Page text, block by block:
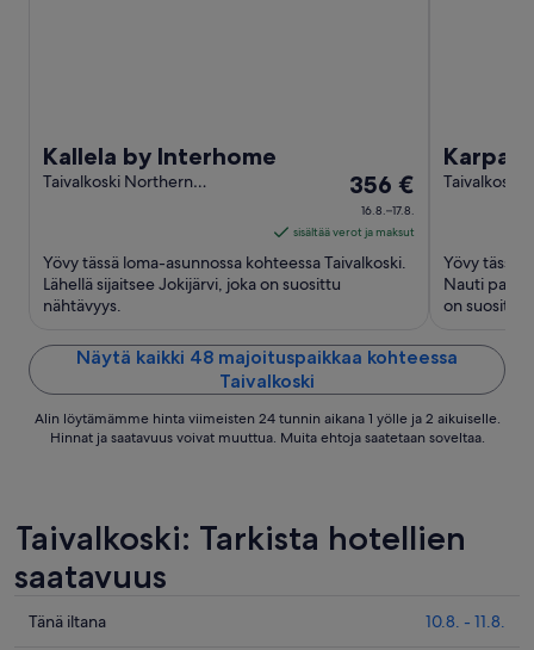
Kallela by Interhome
Taivalkoski Northern
Hinta
on
356 €
per
viiva
356 €
16.8.–17.8.
sisältää verot ja maksut
Yövy tässä loma-asunnossa kohteessa Taivalkoski.
Lähellä sijaitsee Jokijärvi, joka on suosittu
nähtävyys.
Taivalkoski
Yövy tässä
Nauti
on suosittu
Näytä kaikki 48 majoituspaikkaa kohteessa
Taivalkoski
Alin löytämämme hinta viimeisten 24 tunnin aikana 1 yölle ja 2 aikuiselle.
Hinnat ja saatavuus voivat muuttua. Muita ehtoja saatetaan soveltaa.
Taivalkoski: Tarkista hotellien
saatavuus
Tarkista
Tänä iltana 10.8. - 11.8.